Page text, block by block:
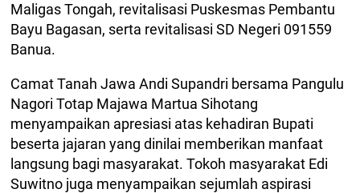
Maligas Tongah, revitalisasi Puskesmas Pembantu
Bayu Bagasan, serta revitalisasi SD Negeri 091559
Banua.
Camat Tanah Jawa Andi Supandri bersama Pangulu
Nagori Totap Majawa Martua Sihotang
menyampaikan apresiasi atas kehadiran Bupati
beserta jajaran yang dinilai memberikan manfaat
langsung bagi masyarakat. Tokoh masyarakat Edi
Suwitno juga menyampaikan sejumlah aspirasi